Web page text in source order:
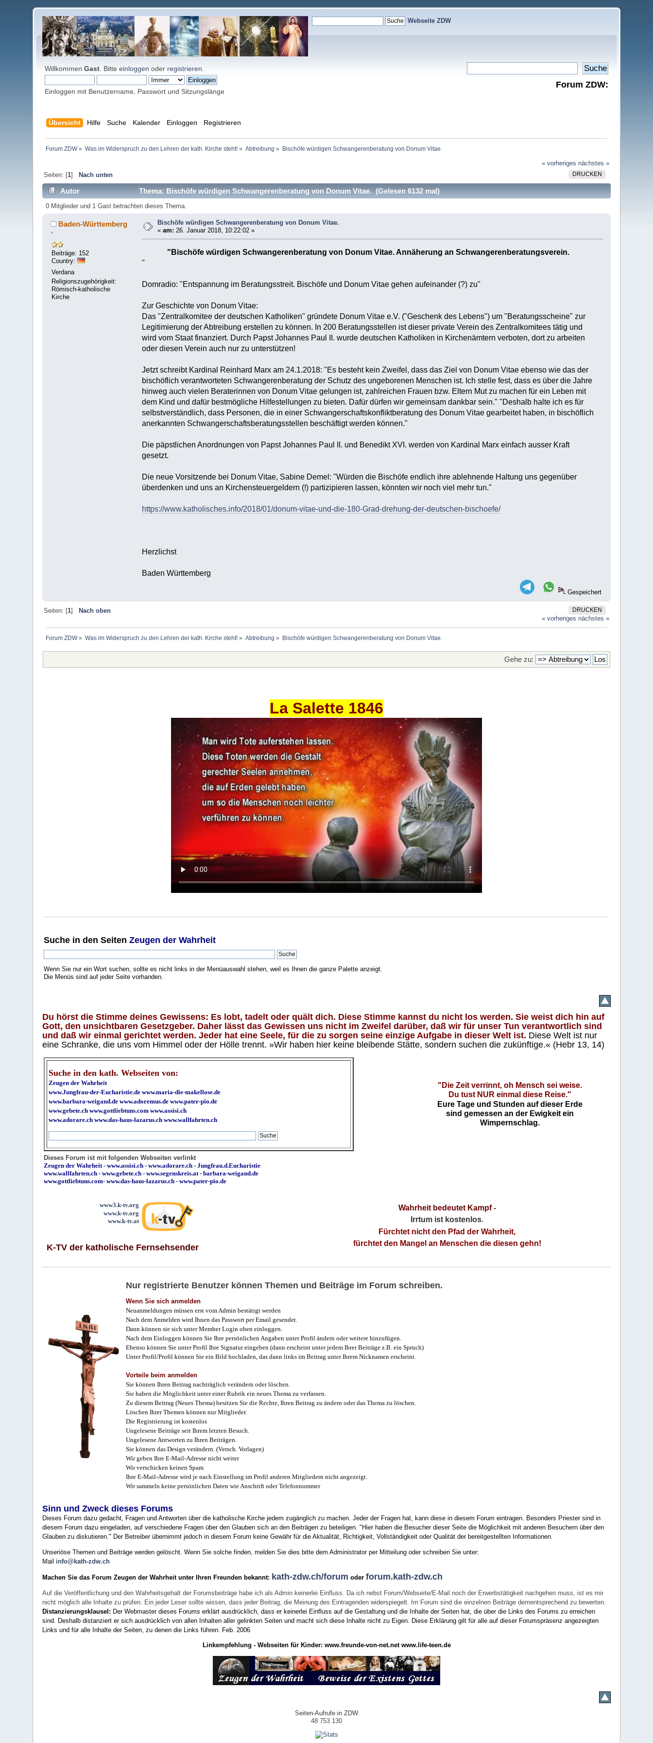
Webseite ZDW
WillkommenGast . Bitteeinloggen oder registrieren
Einloggen mit Benutzername, Passwort und Sitzungslänge
Forum ZDW:
Übersicht Hilfe Suche Kalender Einloggen Registrieren
Forum ZDW» Was im Widerspruch zu den Lehren der kath. Kirche steht!» Abtreibung » Bischöfe würdigen Schwangerenberatung von Donum Vitae.
« vorheriges nächstes »
DRUCKEN
Seiten: [1] Nach unten
Autor Thema: Bischöfe würdigen Schwangerenberatung von Donum Vitae. (Gelesen 6132 mal)
0 Mitglieder und 1 Gast betrachten dieses Thema.
Baden-Württemberg
'
Beiträge: 152
Country:
Verdana
Religionszugehörigkeit:
Römisch-katholische
Kirche
Bischöfe würdigen Schwangerenberatung von Donum Vitae.
«am: 26. Januar 2018, 10:22:02 »
"Bischöfe würdigen Schwangerenberatung von Donum Vitae. Annäherung an Schwangerenberatungsverein.
"
Domradio: "Entspannung im Beratungsstreit. Bischöfe und Donum Vitae gehen aufeinander (?) zu"
Zur Geschichte von Donum Vitae:
Das "Zentralkomitee der deutschen Katholiken" gründete Donum Vitae e.V. ("Geschenk des Lebens") um "Beratungsscheine" zur
Legitimierung der Abtreibung erstellen zu können. In 200 Beratungsstellen ist dieser private Verein des Zentralkomitees tätig und
wird vom Staat finanziert. Durch Papst Johannes Paul II. wurde deutschen Katholiken in Kirchenämtern verboten, dort zu arbeiten
oder diesen Verein auch nur zu unterstützen!
Jetzt schreibt Kardinal Reinhard Marx am 24.1.2018: "Es besteht kein Zweifel, dass das Ziel von Donum Vitae ebenso wie das der
bischöflich verantworteten Schwangerenberatung der Schutz des ungeborenen Menschen ist. Ich stelle fest, dass es über die Jahre
hinweg auch vielen Beraterinnen von Donum Vitae gelungen ist, zahlreichen Frauen bzw. Eltern Mut zu machen für ein Leben mit
dem Kind und dafür bestmögliche Hilfestellungen zu bieten. Dafür dürfen wir gemeinsam dankbar sein." "Deshalb halte ich es für
selbstverständlich, dass Personen, die in einer Schwangerschaftskonfliktberatung des Donum Vitae gearbeitet haben, in bischöflich
anerkannten Schwangerschaftsberatungsstellen beschäftigt werden können."
Die päpstlichen Anordnungen von Papst Johannes Paul II. und Benedikt XVI. werden von Kardinal Marx einfach ausser Kraft
gesetzt.
Die neue Vorsitzende bei Donum Vitae, Sabine Demel: "Würden die Bischöfe endlich ihre ablehnende Haltung uns gegenüber
überdenken und uns an Kirchensteuergeldern (!) partizipieren lassen, könnten wir noch viel mehr tun."
https://www.katholisches.info/2018/01/donum-vitae-und-die-180-Grad-drehung-der-deutschen-bischoefe/
Herzlichst
Baden Württemberg
Gespeichert
DRUCKEN
Seiten: [1]
Nach oben
« vorheriges nächstes »
Forum ZDW» Was im Widerspruch zu den Lehren der kath. Kirche steht!» Abtreibung » Bischöfe würdigen Schwangerenberatung von Donum Vitae.
Gehe zu:
La Salette 1846
Suche in den SeitenZeugen der Wahrheit
Wenn Sie nur ein Wort suchen, sollte es nicht links in der Menüauswahl stehen, weil es Ihnen die ganze Palette anzeigt.
Die Menüs sind auf jeder Seite vorhanden..
Du hörst die Stimme deines Gewissens: Es lobt, tadelt oder quält dich. Diese Stimme kannst du nicht los werden. Sie weist dich hin auf
Gott, den unsichtbaren Gesetzgeber. Daher lässt das Gewissen uns nicht im Zweifel darüber, daß wir für unser Tun verantwortlich sind
und daß wir einmal gerichtet werden. Jeder hat eine Seele, für die zu sorgen seine einzige Aufgabe in dieser Welt ist. Diese Welt ist nur
eine Schranke, die uns vom Himmel oder der Hölle trennt. »Wir haben hier keine bleibende Stätte, sondern suchen die zukünftige.« (Hebr 13, 14)
Suche in den kath. Webseiten von:
Zeugen der Wahrheit
www.Jungfrau-der-Eucharistie.de www.maria-die-makellose.de
www.barbara-weigand.de www.adoremus.de www.pater-pio.de
www.gebete.ch www.gottliebtuns.com www.assisi.ch
www.adorare.ch www.das-haus-lazarus.ch www.wallfahrten.ch
"Die Zeit verrinnt, oh Mensch sei weise.
Du tust NUR einmal diese Reise."
Eure Tage und Stunden auf dieser Erde
sind gemessen an der Ewigkeit ein
Wimpernschlag.
Dieses Forum ist mit folgenden Webseiten verlinkt
Zeugen der Wahrheit-www.assisi.ch -www.adorare.ch -Jungfrau.d.Eucharistie
www.wallfahrten.ch -www.gebete.ch -www.segenskreis.at-barbara-weigand.de
www.gottliebtuns.com-www.das-haus-lazarus.ch - www.pater-pio.de
www3.k-tv.org
www.k-tv.org
www.k-tv.at
K-TV der katholische Fernsehsender
Wahrheit bedeutet Kampf-
Irrtum ist kostenlos.
Fürchtet nicht den Pfad der Wahrheit,
fürchtet den Mangel an Menschen die diesen gehn!
Nur registrierte Benutzer können Themen und Beiträge im Forum schreiben.
Wenn Sie sich anmelden
Neuanmeldungen müssen erst vom Admin bestätigt werden
Nach dem Anmelden wird Ihnen das Passwort per Email gesendet.
Dann können sie sich unter Member Login oben einloggen.
Nach dem Einloggen können Sie Ihre persönlichen Angaben unter Profil ändern oder weitere hinzufügen.
Ebenso können Sie unter Profil Ihre Signatur eingeben (dann erscheint unter jedem Ihrer Beiträge z.B. ein Spruch)
Unter Profil/Profil können Sie ein Bild hochladen, das dann links im Beitrag unter Ihrem Nicknamen erscheint.
Vorteile beim anmelden
Sie können Ihren Beitrag nachträglich verändern oder löschen.
Sie haben die Möglichkeit unter einer Rubrik ein neues Thema zu verfassen.
Zu diesem Beitrag (Neues Thema) besitzen Sie die Rechte, Ihren Beitrag zu ändern oder das Thema zu löschen.
Löschen Ihrer Themen können nur Mitglieder.
Die Registrierung ist kostenlos
Ungelesene Beiträge seit Ihrem letzten Besuch.
Ungelesene Antworten zu Ihren Beiträgen.
Sie können das Design verändern. (Versch. Vorlagen)
Wir geben Ihre E-Mail-Adresse nicht weiter
Wir verschicken keinen Spam
Ihre E-Mail-Adresse wird je nach Einstellung im Profil anderen Mitgliedern nicht angezeigt.
Wir sammeln keine persönlichen Daten wie Anschrift oder Telefonnummer
Sinn und Zweck dieses Forums
Dieses Forum dazu gedacht, Fragen und Antworten über die katholische Kirche jedem zugänglich zu machen. Jeder der Fragen hat, kann diese in diesem Forum eintragen. Besonders Priester sind in
diesem Forum dazu eingeladen, auf verschiedene Fragen über den Glauben sich an den Beiträgen zu beteiligen. "Hier haben die Besucher dieser Seite die Möglichkeit mit anderen Besuchern über den
Glauben zu diskutieren." Der Betreiber übernimmt jedoch in diesem Forum keine Gewähr für die Aktualität, Richtigkeit, Vollständigkeit oder Qualität der bereitgestellten Informationen.
Unseriöse Themen und Beiträge werden gelöscht. Wenn Sie solche finden, melden Sie dies bitte dem Administrator per Mitteilung oder schreiben Sie unter:
Mail info@kath-zdw.ch
Machen Sie das Forum Zeugen der Wahrheit unter Ihren Freunden bekannt: kath-zdw.ch/forum oderforum.kath-zdw.ch
Auf die Veröffentlichung und den Wahrheitsgehalt der Forumsbeiträge habe ich als Admin keinerlei Einfluss. Da ich nebst Forum/Webseite/E-Mail noch der Erwerbstätigkeit nachgehen muss, ist es mir
nicht möglich alle Inhalte zu prüfen. Ein jeder Leser sollte wissen, dass jeder Beitrag, die Meinung des Eintragenden widerspiegelt. Im Forum sind die einzelnen Beiträge dementsprechend zu bewerten.
Distanzierungsklausel: Der Webmaster dieses Forums erklärt ausdrücklich, dass er keinerlei Einfluss auf die Gestaltung und die Inhalte der Seiten hat, die über die Links des Forums zu erreichen
sind. Deshalb distanziert er sich ausdrücklich von allen Inhalten aller gelinkten Seiten und macht sich diese Inhalte nicht zu Eigen. Diese Erklärung gilt für alle auf dieser Forumspräsenz angezeigten
Links und für alle Inhalte der Seiten, zu denen die Links führen. Feb. 2006
Linkempfehlung - Webseiten für Kinder: www.freunde-von-net.net www.life-teen.de
Seiten-Aufrufe in ZDW
48 753 130